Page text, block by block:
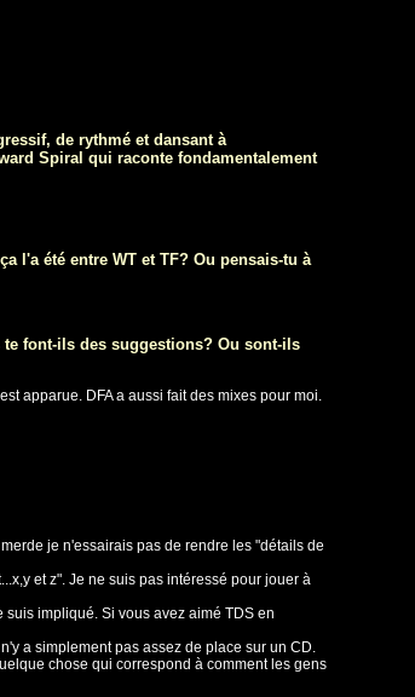
de rythmé et dansant à
Spiral qui raconte fondamentalement
l'a été entre WT et TF? Ou pensais-tu à
font-ils des suggestions? Ou sont-ils
apparue. DFA a aussi fait des mixes pour moi.
je n'essairais pas de rendre les "détails de
et z". Je ne suis pas intéressé pour jouer à
impliqué. Si vous avez aimé TDS en
a simplement pas assez de place sur un CD.
chose qui correspond à comment les gens